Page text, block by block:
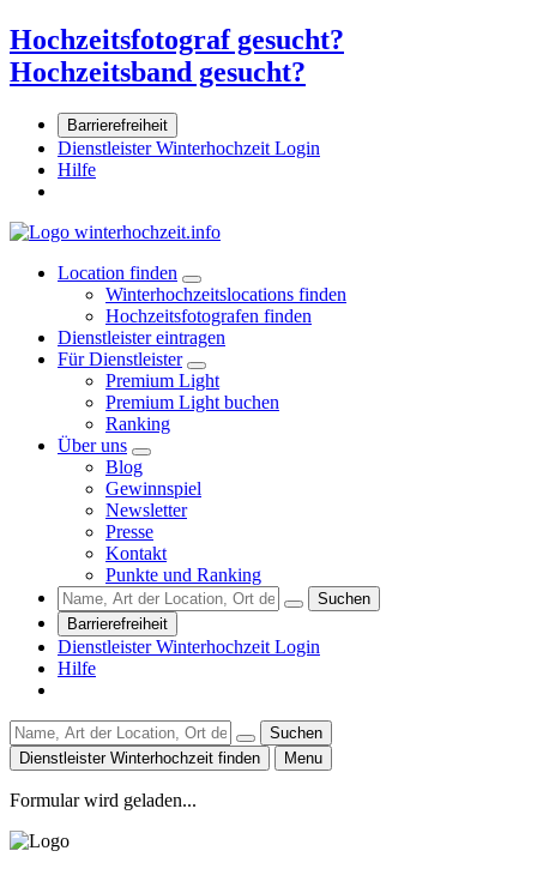
Hochzeitsfotograf gesucht?
Hochzeitsband gesucht?
Barrierefreiheit
Dienstleister Winterhochzeit Login
Hilfe
Location finden
Winterhochzeitslocations finden
Hochzeitsfotografen finden
Dienstleister eintragen
Für Dienstleister
Premium Light
Premium Light buchen
Ranking
Über uns
Blog
Gewinnspiel
Newsletter
Presse
Kontakt
Punkte und Ranking
Suchen
Barrierefreiheit
Dienstleister Winterhochzeit Login
Hilfe
Suchen
Dienstleister Winterhochzeit finden
Menu
Formular wird geladen...